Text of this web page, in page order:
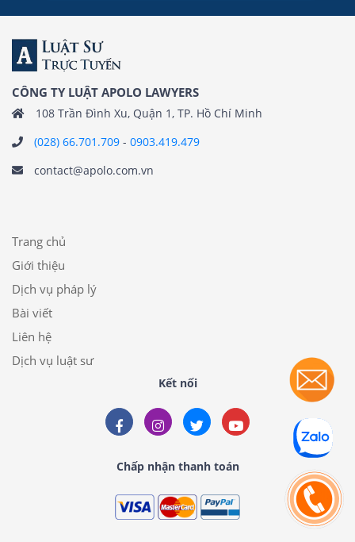
CÔNG TY LUẬT APOLO LAWYERS
108 Trần Đình Xu, Quận 1, TP. Hồ Chí Minh
(028) 66.701.709 - 0903.419.479
contact@apolo.com.vn
Trang chủ
Giới thiệu
Dịch vụ pháp lý
Bài viết
Liên hệ
Dịch vụ luật sư
Kết nối
Chấp nhận thanh toán